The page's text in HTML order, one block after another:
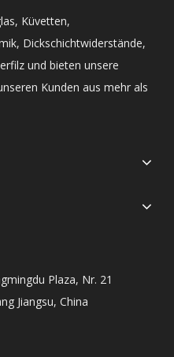
Küvetten,
Dickschichtwiderstände,
und bieten unsere
Kunden aus mehr als
Plaza, Nr. 21
Jiangsu, China